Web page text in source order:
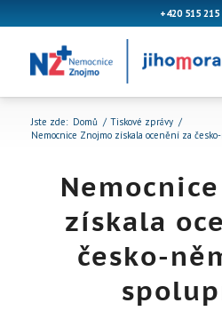
+420 515 215
Jste zde: Domů / Tiskové zprávy /
Nemocnice Znojmo získala ocenění za
získala
česko-